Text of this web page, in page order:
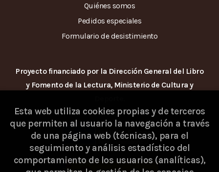
Quiénes somos
Pedidos especiales
Formulario de desistimiento
Proyecto financiado por la Dirección General del Libro
y Fomento de la Lectura, Ministerio de Cultura y
Esta web utiliza cookies propias y de terceros
que permiten al usuario la navegación a través
de una página web (técnicas), para el
seguimiento y análisis estadístico del
comportamiento de los usuarios (analíticas),